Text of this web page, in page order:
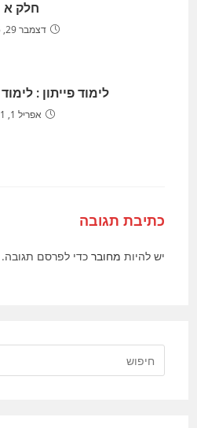
חלק א
דצמבר 29, 2025
לימוד פייתון : לימוד Numpy – 1
אפריל 1, 2021
כתיבת תגובה
יש להיות מחובר כדי לפרסם תגובה.